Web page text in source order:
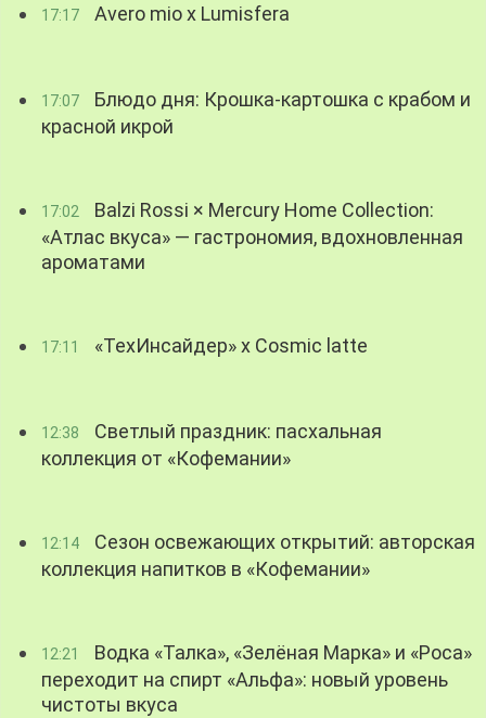
17:17 Avero mio x Lumisfera
17:07
Блюдо дня: Крошка-картошка с крабом и
красной икрой
17:02
Balzi Rossi × Mercury Home Collection:
«Атлас вкуса» — гастрономия, вдохновленная
ароматами
17:11 «ТехИнсайдер» х Cosmic latte
12:38
Светлый праздник: пасхальная
коллекция от «Кофемании»
12:14
Сезон освежающих открытий: авторская
коллекция напитков в «Кофемании»
12:21
Водка «Талка», «Зелёная Марка» и «Роса»
переходит на спирт «Альфа»: новый уровень
чистоты вкуса